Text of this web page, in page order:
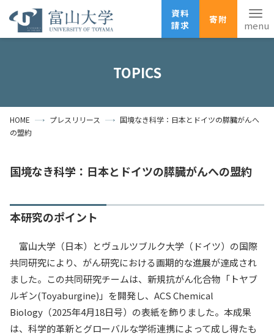
資料
請求
寄附
資料請求
寄附
広報刊行物
受験生の方 地域・一般の方 企業・研究者の方
学部・大学院・施設
入試情報
教育・学生支援
TOPICS
HOME プレスリリース
国境なき科学：日本とドイツの膵臓がんへ
の盟約
国境なき科学：日本とドイツの膵臓がんへの盟約
本研究のポイント
富山大学（日本）とヴュルツブルク大学（ドイツ）の国際
共同研究により、がん研究における画期的な進展が達成され
ました。この共同研究チームは、新規抗がん化合物「トヤブ
ルギン(Toyaburgine)」を開発し、ACS Chemical
Biology（2025年4月18日号）の表紙を飾りました。本成果
は、科学的革新とグローバルな学術連携によって成し得たも